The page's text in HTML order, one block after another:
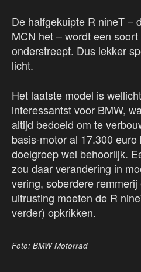
De halfgekuipte R nineT –
MCN het – wordt een
onderstreept. Dus lekker
licht.
Het laatste model is
interessantst voor BMW,
altijd bedoeld om te
basis-motor al 17.300
doelgroep wel behoorlijk.
zou daar verandering in
vering, soberdere
uitrusting moeten de R
verder) opkrikken.
Foto: BMW Motorrad